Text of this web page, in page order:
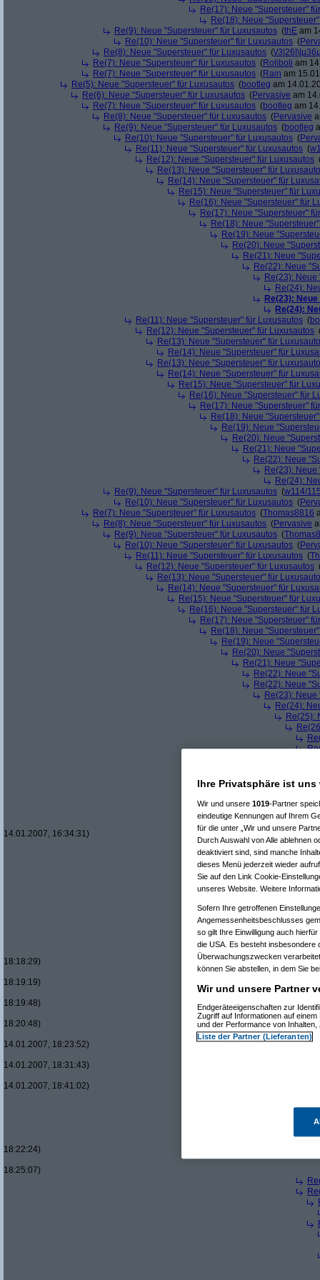
Re(17): Neue "Supersteuer"
Re(18): Neue
Re(9): Neue "Supersteuer" für Luxusautos (thE am
Re(10): Neue "Supersteuer" für Luxusautos (
Re(8): Neue "Supersteuer" für Luxusautos (\/
Re(7): Neue "Supersteuer" für Luxusautos (Roliboli am
Re(7): Neue "Supersteuer" für Luxusautos (Rain am
Re(5): Neue "Supersteuer" für Luxusautos (bootleg am
Re(6): Neue "Supersteuer" für Luxusautos (Pervasive am
Re(7): Neue "Supersteuer" für Luxusautos (bootleg am
Re(8): Neue "Supersteuer" für Luxusautos (Pervasive
Re(9): Neue "Supersteuer" für Luxusautos (bootleg
Re(10): Neue "Supersteuer" für Luxusautos (
Re(11): Neue "Supersteuer" für Luxusautos (
Re(12): Neue "Supersteuer" für Luxusautos
Re(13): Neue "Supersteuer" für
Re(14): Neue "Supersteuer" für
Re(15): Neue "Supersteuer" für
Re(16): Neue "Supersteuer" für
Re(17): Neue "Supersteuer"
Re(18): Neue
Re(19): Neue
Re(20): Neue
Re(21): Neue
Re(22): Neue
Re(23):
Re(24):
Re(23):
Re(24):
Re(11): Neue "Supersteuer" für Luxusautos (
Re(12): Neue "Supersteuer" für Luxusautos
Re(13): Neue "Supersteuer" für
Re(14): Neue "Supersteuer" für
Re(13): Neue "Supersteuer" für
Re(14): Neue "Supersteuer" für
Re(15): Neue "Supersteuer" für
Re(16): Neue "Supersteuer" für
Re(17): Neue "Supersteuer"
Re(18): Neue
Re(19): Neue
Re(20): Neue
Re(21): Neue
Re(22): Neue
Re(23):
Re(24):
Re(9): Neue "Supersteuer" für Luxusautos (w114/
Re(10): Neue "Supersteuer" für Luxusautos (
Re(7): Neue "Supersteuer" für Luxusautos (Thomas8816
Re(8): Neue "Supersteuer" für Luxusautos (Pervasive
Re(9): Neue "Supersteuer" für Luxusautos (
Re(10): Neue "Supersteuer" für Luxusautos (
Re(11): Neue "Supersteuer" für Luxusautos (
Re(12): Neue "Supersteuer" für Luxusautos
Re(13): Neue "Supersteuer" für
Re(14): Neue "Supersteuer" für
Re(15): Neue "Supersteuer" für
Re(16): Neue "Supersteuer" für
Re(17): Neue "Supersteuer"
Re(18): Neue
Re(19): Neue
Re(20): Neue
Re(21): Neue
Re(22): Neue
Re(22): Neue
Re(23):
Re(24):
Re(25):
14.01.2007, 16:34:31)
18:18:29)
18:19:19)
18:19:48)
18:20:48)
14.01.2007, 18:23:52)
14.01.2007, 18:31:43)
14.01.2007, 18:41:02)
18:22:24)
18:25:07)
Ihre Privatsphäre ist
Wir und unsere 1019-Partner
eindeutige Kennungen auf Ihrem
für die unter „Wir und unsere
Durch Auswahl von Alle ablehnen
deaktiviert sind, sind manche
dieses Menü jederzeit wieder
Sie auf den Link Cookie-
unseres Website. Weitere
Sofern Ihre getroffenen
Angemessenheitsbeschlusses
so gilt Ihre Einwilligung auch
die USA. Es besteht
Überwachungszwecken
können Sie abstellen, in dem Sie
Wir und unsere Partner
Endgeräteeigenschaften zur
Zugriff auf Informationen auf
und der Performance von
Liste der Partner (Lieferanten)